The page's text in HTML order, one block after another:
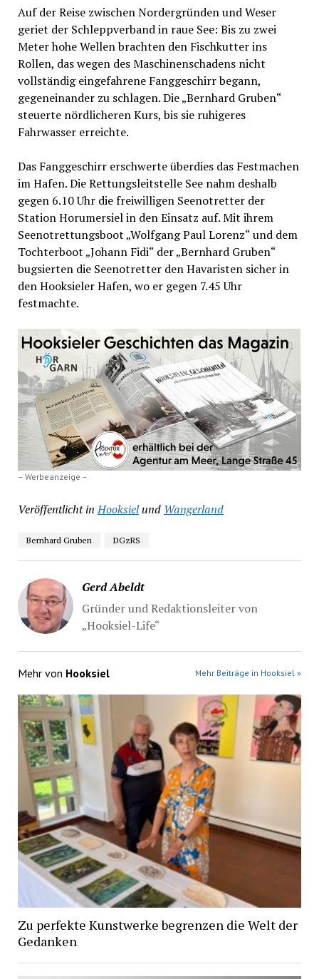
Auf der Reise zwischen Nordergründen und Weser
geriet der Schleppverband in raue See: Bis zu zwei
Meter hohe Wellen brachten den Fischkutter ins
Rollen, das wegen des Maschinenschadens nicht
vollständig eingefahrene Fanggeschirr begann,
gegeneinander zu schlagen. Die „Bernhard Gruben“
steuerte nördlicheren Kurs, bis sie ruhigeres
Fahrwasser erreichte.
Das Fanggeschirr erschwerte überdies das Festmachen
im Hafen. Die Rettungsleitstelle See nahm deshalb
gegen 6.10 Uhr die freiwilligen Seenotretter der
Station Horumersiel in den Einsatz auf. Mit ihrem
Seenotrettungsboot „Wolfgang Paul Lorenz“ und dem
Tochterboot „Johann Fidi“ der „Bernhard Gruben“
bugsierten die Seenotretter den Havaristen sicher in
den Hooksieler Hafen, wo er gegen 7.45 Uhr
festmachte.
– Werbeanzeige –
Veröffentlicht in Hooksielund Wangerland
Bernhard Gruben DGzRS
Gerd Abeldt
Gründer und Redaktionsleiter von
„Hooksiel-Life“
Mehr von Hooksiel Mehr Beiträge in Hooksiel »
Zu perfekte Kunstwerke begrenzen die Welt der
Gedanken